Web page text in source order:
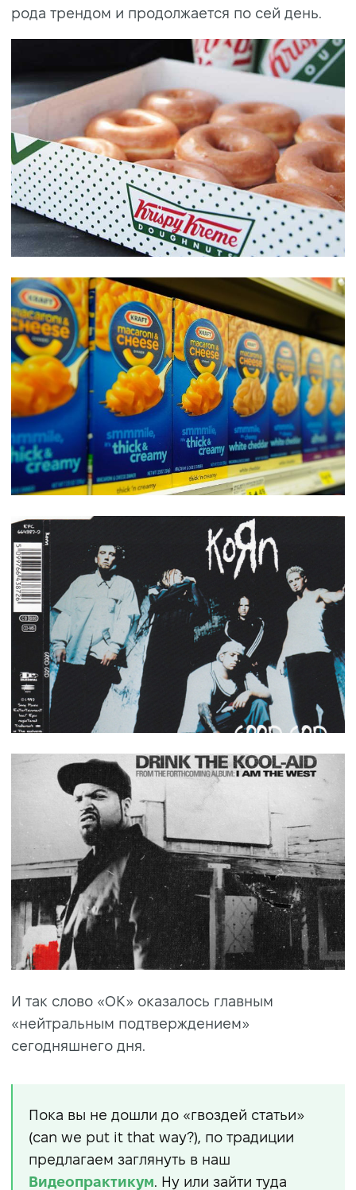
рода трендом и продолжается по сей день.
И так слово «OK» оказалось главным
«нейтральным подтверждением»
сегодняшнего дня.
Пока вы не дошли до «гвоздей статьи»
(can we put it that way?), по традиции
предлагаем заглянуть в наш
Видеопрактикум. Ну или зайти туда